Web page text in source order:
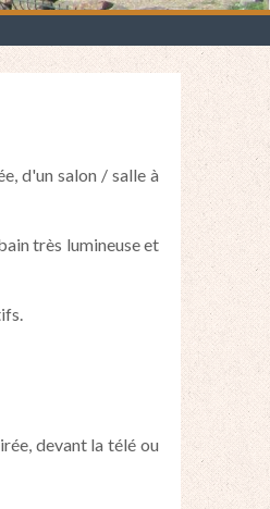
d'un salon / salle à
très lumineuse et
devant la télé ou